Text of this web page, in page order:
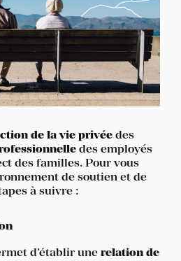
de la vie privée des
des employés
des familles. Pour vous
de soutien et de
à suivre :
d’établir une relation de